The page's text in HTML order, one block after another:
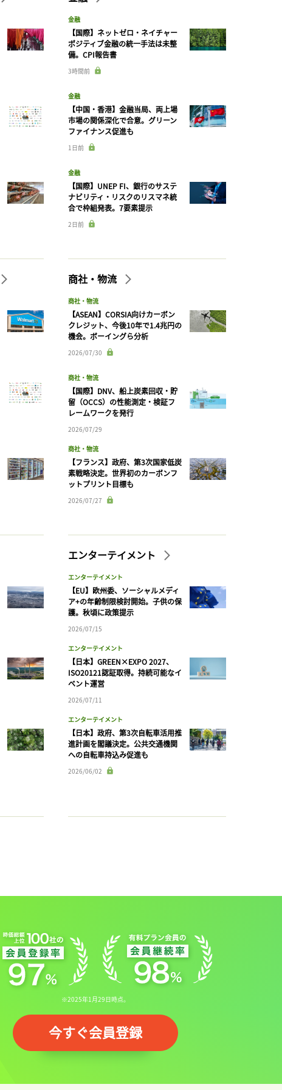
金融
【国際】ネットゼロ・ネイチャー
ポジティブ金融の統一手法は未整
備。CPI報告書
3時間前
金融
【中国・香港】金融当局、両上場
市場の関係深化で合意。グリーン
ファイナンス促進も
1日前
金融
【国際】UNEP FI、銀行のサステ
ナビリティ・リスクのリスマネ統
合で枠組発表。7要素提示
2日前
商社・物流
商社・物流
【ASEAN】CORSIA向けカーボン
クレジット、今後10年で1.4兆円の
機会。ボーイングら分析
2026/07/30
商社・物流
【国際】DNV、船上炭素回収・貯
留（OCCS）の性能測定・検証フ
レームワークを発行
2026/07/29
商社・物流
【フランス】政府、第3次国家低炭
素戦略決定。世界初のカーボンフ
ットプリント目標も
2026/07/27
エンターテイメント
エンターテイメント
【EU】欧州委、ソーシャルメディ
ア+の年齢制限検討開始。子供の保
護。秋頃に政策提示
2026/07/15
エンターテイメント
【日本】GREEN×EXPO 2027、
ISO20121認証取得。持続可能なイ
ベント運営
2026/07/11
エンターテイメント
【日本】政府、第3次自転車活用推
進計画を閣議決定。公共交通機関
への自転車持込み促進も
2026/06/02
※2025年1月29日時点。
今すぐ会員登録